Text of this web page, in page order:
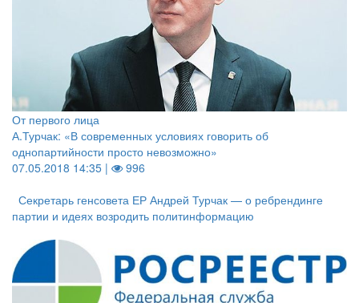
От первого лица
А.Турчак: «В современных условиях говорить об
однопартийности просто невозможно»
07.05.2018 14:35 |
996
Секретарь генсовета ЕР Андрей Турчак — о ребрендинге
партии и идеях возродить политинформацию